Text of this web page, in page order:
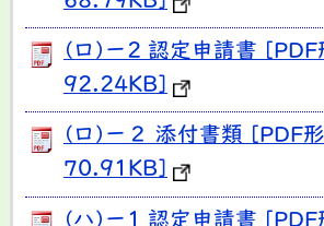
(ロ)ー2 認定申請書 [PDF
92.24KB]
(ロ)ー２ 添付書類 [PDF形
70.91KB]
(ハ)ー1 認定申請書 [PDF